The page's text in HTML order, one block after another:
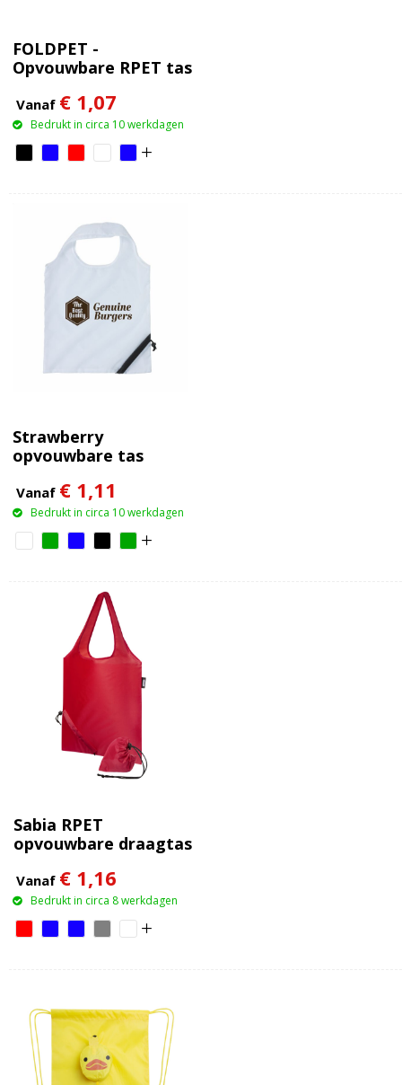
FOLDPET -
Opvouwbare RPET tas
Vanaf € 1,07
Bedrukt in circa 10 werkdagen
Strawberry
opvouwbare tas
Vanaf € 1,11
Bedrukt in circa 10 werkdagen
Sabia RPET
opvouwbare draagtas
Vanaf € 1,16
Bedrukt in circa 8 werkdagen